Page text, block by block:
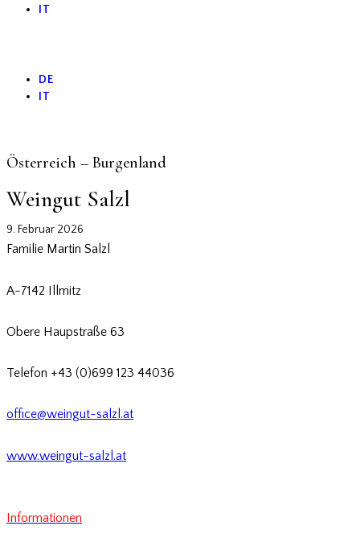
IT
DE
IT
Österreich – Burgenland
Weingut Salzl
9. Februar 2026
Familie Martin Salzl
A-7142 Illmitz
Obere Haupstraße 63
Telefon +43 (0)699 123 44036
office@weingut-salzl.at
www.weingut-salzl.at
Informationen